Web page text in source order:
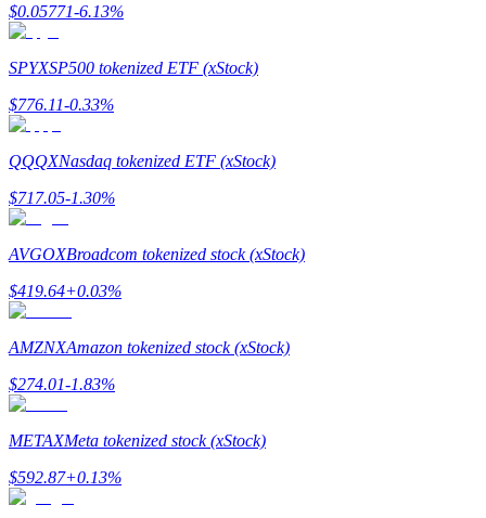
Gids
Futures-startgids
Handelsstrategieën
Leer hoe u winstgevend kunt blijven
$0.05771-6.13%
SPYXSP500 tokenized ETF (xStock)
$776.11-0.33%
QQQXNasdaq tokenized ETF (xStock)
$717.05-1.30%
AVGOXBroadcom tokenized stock (xStock)
$419.64+0.03%
AMZNXAmazon tokenized stock (xStock)
$274.01-1.83%
METAXMeta tokenized stock (xStock)
$592.87+0.13%